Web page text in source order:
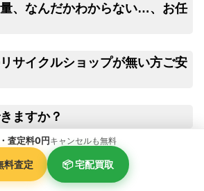
の集荷申込み
釣竿を入れる無料梱包キットのお取寄サ
、なんだかわからない…、お任
買取り出来ない状態の釣り道具が入っ
かかりません。
サイクルショップが無い方ご安
ールや釣り竿を梱包するダンボール、ケ
ービス
ますか？
額を教えてほしいんですが…
査定料0円キャンセルも無料
料査定 📦 宅配買取